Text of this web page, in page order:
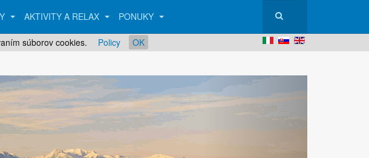
súborov cookies. Policy OK
AKTIVITY A RELAX PONUKY